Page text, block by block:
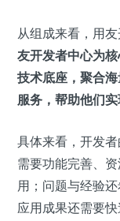
从组成来看，用
友开发者中心为
技术底座，聚合
服务，帮助他们
具体来看，开发
需要功能完善、
用；问题与经验
应用成果还需要